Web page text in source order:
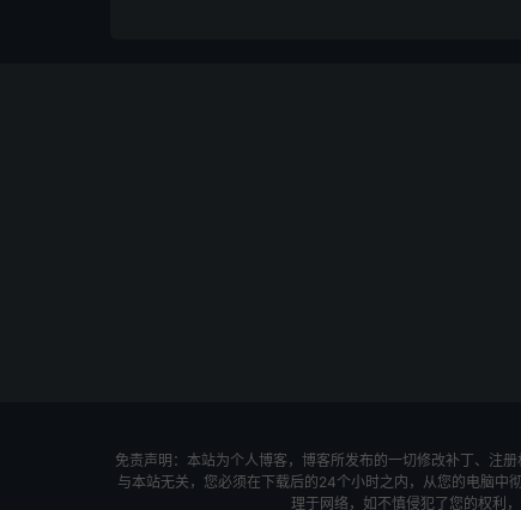
免责声明：本站为个人博客，博客所发布的一切修改补丁、注
与本站无关，您必须在下载后的24个小时之内，从您的电脑中
理于网络，如不慎侵犯了您的权利